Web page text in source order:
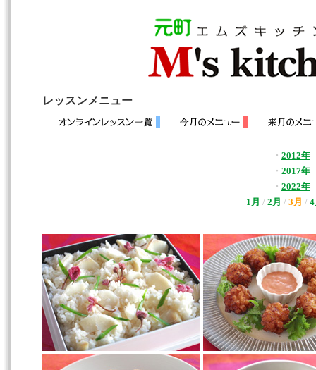
レッスンメニュー
・ 2012年
・ 2017年
・ 2022年
1月 / 2月 / 3月 /